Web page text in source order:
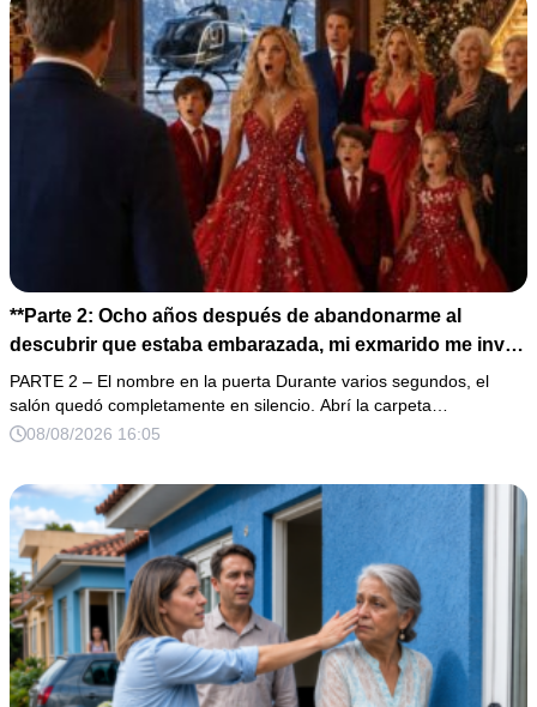
**Parte 2: Ocho años después de abandonarme al
descubrir que estaba embarazada, mi exmarido me invitó
a la cena de Navidad convencido de que podría burlarse
de la mujer a la que creía una fracasada y sin hijos. Lo
que jamás imaginó fue que esa noche sería él quien
PARTE 2 – El nombre en la puerta Durante varios segundos, el
salón quedó completamente en silencio. Abrí la carpeta…
08/08/2026 16:05